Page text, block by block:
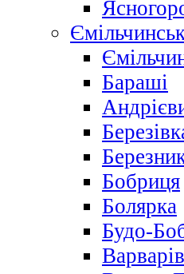
Бараші
Бобриця
Болярка
Будо-